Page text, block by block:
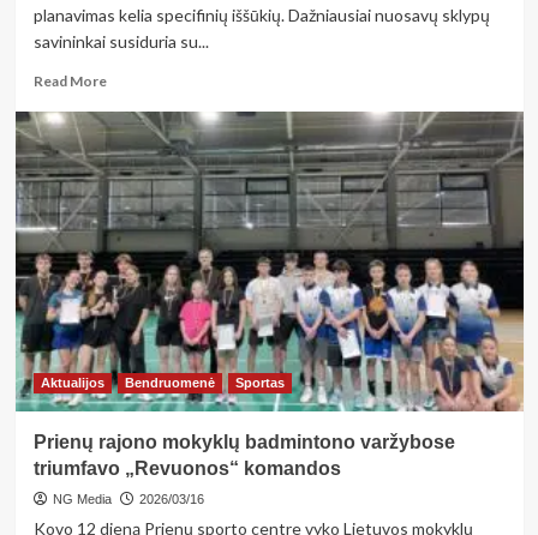
planavimas kelia specifinių iššūkių. Dažniausiai nuosavų sklypų
savininkai susiduria su...
Read MoreRead
about
Terasos
planavimas:
kaip
mažame
sklype
sukurti
erdvės
pojūtį?
Aktualijos Bendruomenė Sportas
Prienų rajono mokyklų badmintono varžybose
triumfavo „Revuonos“ komandos
NG Media 2026/03/16
Kovo 12 dieną Prienų sporto centre vyko Lietuvos mokyklų